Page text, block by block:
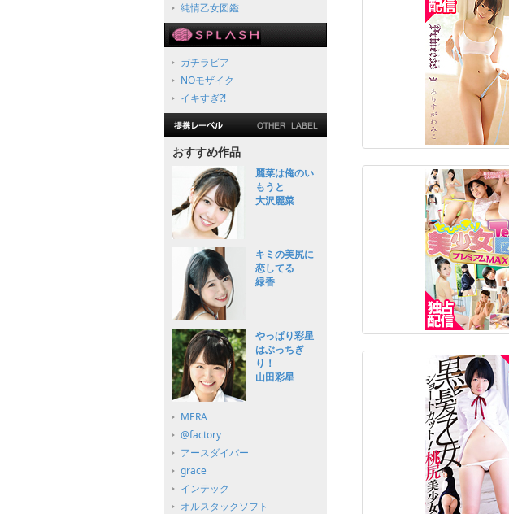
純情乙女図鑑
ガチラビア
NOモザイク
イキすぎ?!
おすすめ作品
麗菜は俺のい
もうと
大沢麗菜
キミの美尻に
恋してる
緑香
やっぱり彩星
はぶっちぎ
り！
山田彩星
MERA
@factory
アースダイバー
grace
インテック
オルスタックソフト